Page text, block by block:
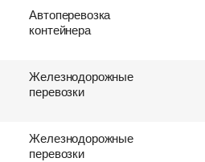
Автоперевозка
контейнера
Железнодорожные
перевозки
Железнодорожные
перевозки